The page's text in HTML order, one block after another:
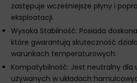
zastępuje wcześniejsze płyny i
eksploatacji.
Wysoka Stabilność: Posiada
które gwarantują skuteczność
warunkach temperaturowych.
Kompatybilność: Jest neutralny dla
używanych w układach